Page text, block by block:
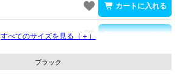
すべてのサイズを見る（＋）
ブラック